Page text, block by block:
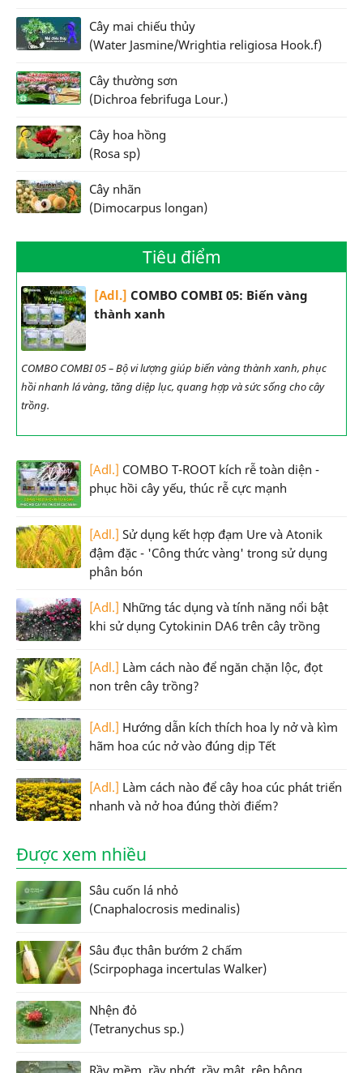
Cây mai chiếu thủy
(Water Jasmine/Wrightia religiosa Hook.f)
Cây thường sơn
(Dichroa febrifuga Lour.)
Cây hoa hồng
(Rosa sp)
Cây nhãn
(Dimocarpus longan)
Tiêu điểm
[Adl.] COMBO COMBI 05: Biến vàng
thành xanh
COMBO COMBI 05 – Bộ vi lượng giúp biến vàng thành xanh, phục
hồi nhanh lá vàng, tăng diệp lục, quang hợp và sức sống cho cây
trồng.
[Adl.] COMBO T-ROOT kích rễ toàn diện -
phục hồi cây yếu, thúc rễ cực mạnh
[Adl.] Sử dụng kết hợp đạm Ure và Atonik
đậm đặc - 'Công thức vàng' trong sử dụng
phân bón
[Adl.] Những tác dụng và tính năng nổi bật
khi sử dụng Cytokinin DA6 trên cây trồng
[Adl.] Làm cách nào để ngăn chặn lộc, đọt
non trên cây trồng?
[Adl.] Hướng dẫn kích thích hoa ly nở và kìm
hãm hoa cúc nở vào đúng dịp Tết
[Adl.] Làm cách nào để cây hoa cúc phát triển
nhanh và nở hoa đúng thời điểm?
Được xem nhiều
Sâu cuốn lá nhỏ
(Cnaphalocrosis medinalis)
Sâu đục thân bướm 2 chấm
(Scirpophaga incertulas Walker)
Nhện đỏ
(Tetranychus sp.)